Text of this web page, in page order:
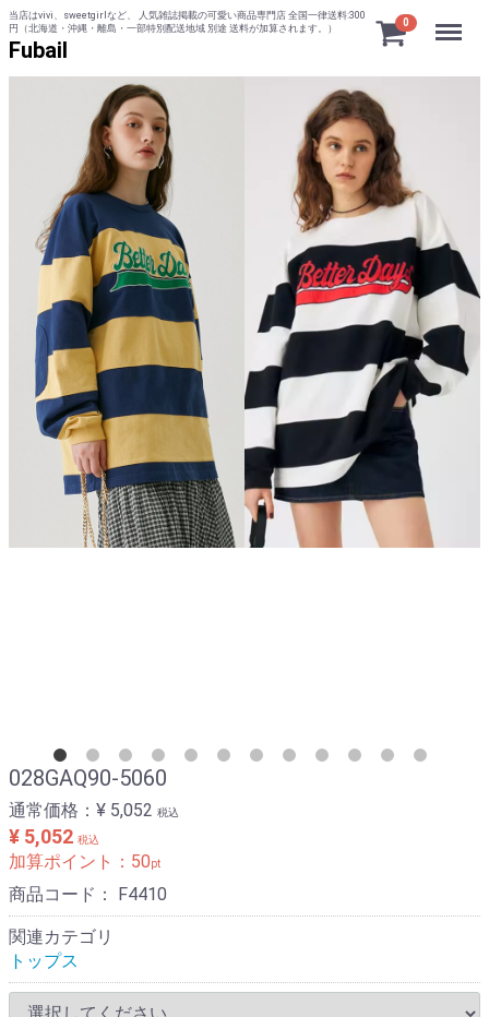
当店はvivi、sweetgirlなど、 人気雑誌掲載の可愛い商品専門店 全国一律送料:300
円（北海道・沖縄・離島・一部特別配送地域 別途 送料が加算されます。）
Fubail
0 Menu
028GAQ90-5060
通常価格： ¥ 5,052 税込
¥ 5,052 税込
加算ポイント： 50pt
商品コード： F4410
関連カテゴリ
トップス